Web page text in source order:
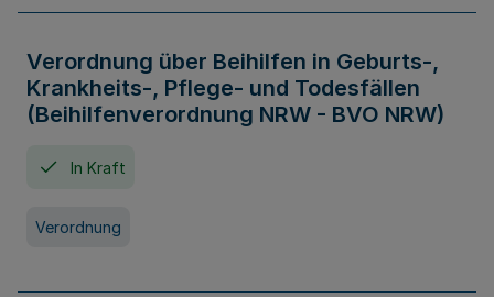
Verordnung über Beihilfen in Geburts-,
Krankheits-, Pflege- und Todesfällen
(Beihilfenverordnung NRW - BVO NRW)
In Kraft
Verordnung